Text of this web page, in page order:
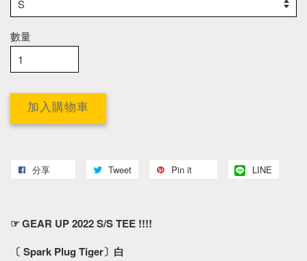
數量
加入購物車
分享 Tweet Pin it LINE
☞ GEAR UP 2022 S/S TEE !!!!
〔 Spark Plug Tiger〕白